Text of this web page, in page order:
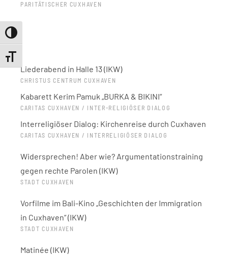
Umschalten auf hohe Kontraste
Schrift vergrößern
PARITÄTISCHER CUXHAVEN
2016
Liederabend in Halle 13 (IKW)
CHRISTUS CENTRUM CUXHAVEN
Kabarett Kerim Pamuk „BURKA & BIKINI“
CARITAS CUXHAVEN / INTER-RELIGIÖSER DIALOG
Interreligiöser Dialog: Kirchenreise durch Cuxhaven
CARITAS CUXHAVEN / INTERRELIGIÖSER DIALOG
Widersprechen! Aber wie? Argumentationstraining
gegen rechte Parolen (IKW)
STADT CUXHAVEN
Vorfilme im Bali-Kino „Geschichten der Immigration
in Cuxhaven“ (IKW)
STADT CUXHAVEN
Matinée (IKW)